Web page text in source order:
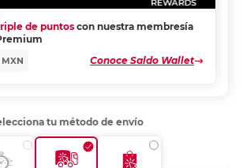
de puntos con nuestra membresía
Conoce Saldo Wallet
tu método de envío